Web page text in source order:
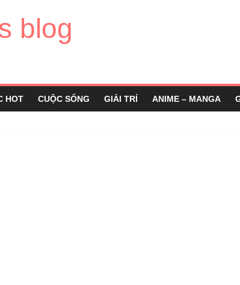
blog
HOT CUỘC SỐNG GIẢI TRÍ ANIME – MANGA